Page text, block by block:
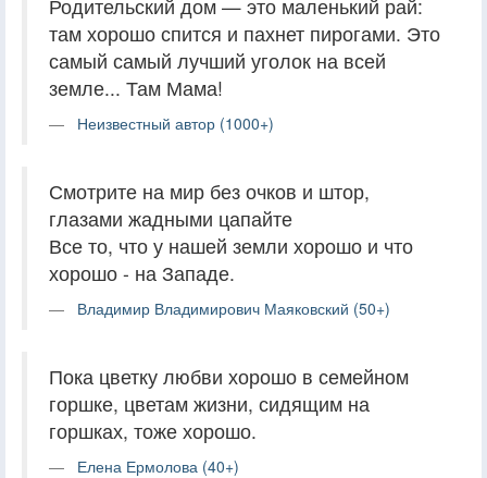
Родительский дом — это маленький рай:
там хорошо спится и пахнет пирогами. Это
самый самый лучший уголок на всей
земле... Там Мама!
Неизвестный автор (1000+)
Смотрите на мир без очков и штор,
глазами жадными цапайте
Все то, что у нашей земли хорошо и что
хорошо - на Западе.
Владимир Владимирович Маяковский (50+)
Пока цветку любви хорошо в семейном
горшке, цветам жизни, сидящим на
горшках, тоже хорошо.
Елена Ермолова (40+)